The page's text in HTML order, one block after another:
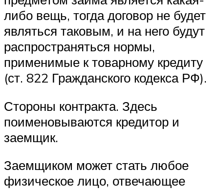
либо вещь, тогда договор не будет
являться таковым, и на него будут
распространяться нормы,
применимые к товарному кредиту
(ст. 822 Гражданского кодекса РФ).
Стороны контракта. Здесь
поименовываются кредитор и
заемщик.
Заемщиком может стать любое
физическое лицо, отвечающее